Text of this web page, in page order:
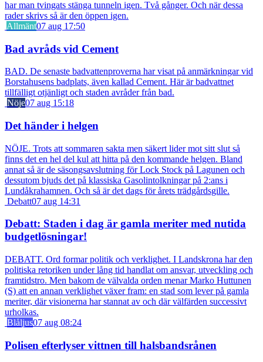
har man tvingats stänga tunneln igen. Två gånger. Och när dessa
rader skrivs så är den öppen igen.
Allmänt07 aug 17:50
Bad avråds vid Cement
BAD. De senaste badvattenproverna har visat på anmärkningar vid
Borstahusens badplats, även kallad Cement. Här är badvattnet
tillfälligt otjänligt och staden avråder från bad.
Nöje07 aug 15:18
Det händer i helgen
NÖJE. Trots att sommaren sakta men säkert lider mot sitt slut så
finns det en hel del kul att hitta på den kommande helgen. Bland
annat så är de säsongsavslutning för Lock Stock på Lagunen och
dessutom bjuds det på klassiska Gasolintolkningar på 2:ans i
Lundåkrahamnen. Och så är det dags för årets trädgårdsgille.
Debatt07 aug 14:31
Debatt: Staden i dag är gamla meriter med nutida
budgetlösningar!
DEBATT. Ord formar politik och verklighet. I Landskrona har den
politiska retoriken under lång tid handlat om ansvar, utveckling och
framtidstro. Men bakom de välvalda orden menar Marko Huttunen
(S) att en annan verklighet växer fram: en stad som lever på gamla
meriter, där visionerna har stannat av och där välfärden successivt
urholkas.
Blåljus07 aug 08:24
Polisen efterlyser vittnen till halsbandsrånen